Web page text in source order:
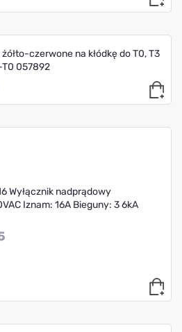
żółto-czerwone na kłódkę do T0, T3
T0 057892
Wyłącznik nadprądowy
Iznam: 16A Bieguny: 3 6kA